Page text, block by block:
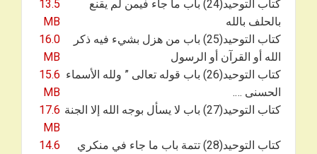
كتاب التوحيد(24) باب ما جاء فيمن لم يقنع
بالحلف بالله
13.5
MB
كتاب التوحيد(25) باب من هزل بشيء فيه ذكر
الله أو القرآن أو الرسول
16.0
MB
كتاب التوحيد(26) باب قوله تعالى ” ولله الأسماء
الحسنى ….
15.6
MB
كتاب التوحيد(27) باب لا يسأل بوجه الله إلا الجنة
17.6
MB
كتاب التوحيد(28) تتمة باب ما جاء في منكري
14.6